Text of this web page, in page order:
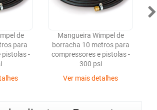
de
para
pistolas -
Mangueira Wimpel de
borracha 10 metros para
compressores e pistolas -
300 psi
Ver mais detalhes